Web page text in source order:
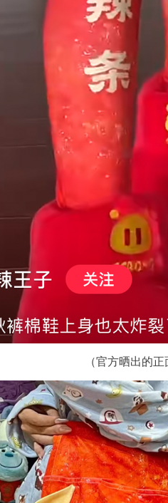
（官方晒出的正